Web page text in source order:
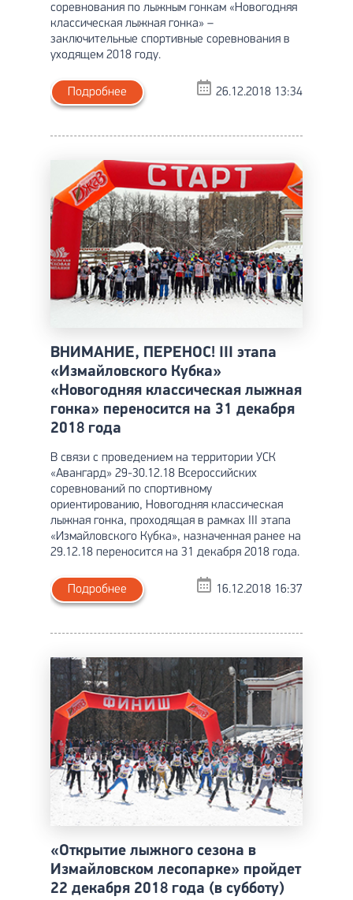
соревнования по лыжным гонкам «Новогодняя
классическая лыжная гонка» –
заключительные спортивные соревнования в
уходящем 2018 году.
Подробнее 26.12.2018 13:34
ВНИМАНИЕ, ПЕРЕНОС! III этапа
«Измайловского Кубка»
«Новогодняя классическая лыжная
гонка» переносится на 31 декабря
2018 года
В связи с проведением на территории УСК
«Авангард» 29-30.12.18 Всероссийских
соревнований по спортивному
ориентированию, Новогодняя классическая
лыжная гонка, проходящая в рамках III этапа
«Измайловского Кубка», назначенная ранее на
29.12.18 переносится на 31 декабря 2018 года.
Подробнее 16.12.2018 16:37
«Открытие лыжного сезона в
Измайловском лесопарке» пройдет
22 декабря 2018 года (в субботу)